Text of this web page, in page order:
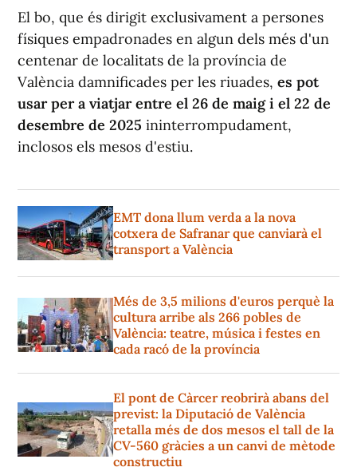
El bo, que és dirigit exclusivament a persones
físiques empadronades en algun dels més d'un
centenar de localitats de la província de
València damnificades per les riuades, es pot
usar per a viatjar entre el 26 de maig i el 22 de
desembre de 2025 ininterrompudament,
inclosos els mesos d'estiu.
EMT dona llum verda a la nova
cotxera de Safranar que canviarà el
transport a València
Més de 3,5 milions d'euros perquè la
cultura arribe als 266 pobles de
València: teatre, música i festes en
cada racó de la província
El pont de Càrcer reobrirà abans del
previst: la Diputació de València
retalla més de dos mesos el tall de la
CV-560 gràcies a un canvi de mètode
constructiu